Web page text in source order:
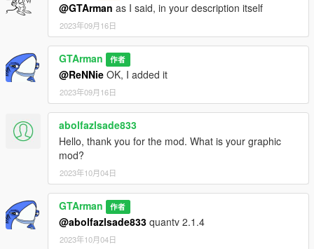
@GTArman as I said, in your description itself
2023年09月16日
GTArman 作者
@ReNNie OK, I added it
2023年09月16日
abolfazlsade833
Hello, thank you for the mod. What is your graphic
mod?
2023年10月04日
GTArman 作者
@abolfazlsade833 quantv 2.1.4
2023年10月04日